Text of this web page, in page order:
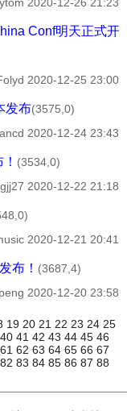
Conf明天正式开
2020-12-25 23:00
发布(3575,0)
2020-12-24 23:43
(3534,0)
2020-12-22 21:18
2020-12-21 20:41
布！ (3687,4)
2020-12-20 23:58
19 20 21 22 23 24 25
40 41 42 43 44 45 46
61 62 63 64 65 66 67
82 83 84 85 86 87 88